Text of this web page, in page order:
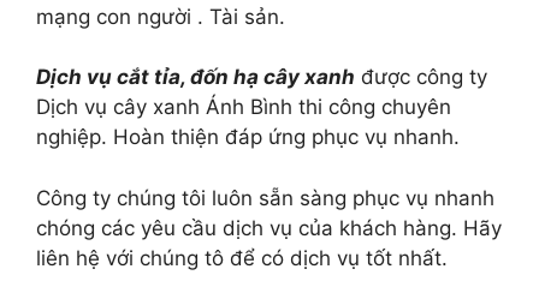
mạng con người . Tài sản.
Dịch vụ cắt tỉa, đốn hạ cây xanh được công ty
Dịch vụ cây xanh Ánh Bình thi công chuyên
nghiệp. Hoàn thiện đáp ứng phục vụ nhanh.
Công ty chúng tôi luôn sẵn sàng phục vụ nhanh
chóng các yêu cầu dịch vụ của khách hàng. Hãy
liên hệ với chúng tô để có dịch vụ tốt nhất.